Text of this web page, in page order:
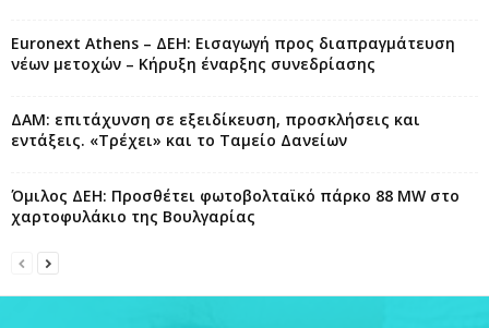
Euronext Athens – ΔΕΗ: Εισαγωγή προς διαπραγμάτευση
νέων μετοχών – Κήρυξη έναρξης συνεδρίασης
ΔΑΜ: επιτάχυνση σε εξειδίκευση, προσκλήσεις και
εντάξεις. «Τρέχει» και το Ταμείο Δανείων
Όμιλος ΔΕΗ: Προσθέτει φωτοβολταϊκό πάρκο 88 MW στο
χαρτοφυλάκιο της Βουλγαρίας